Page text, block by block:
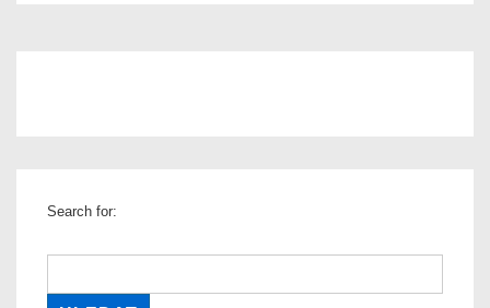
Search for: